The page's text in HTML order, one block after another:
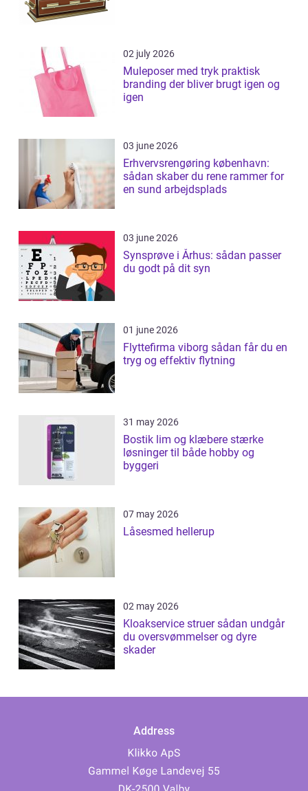
02 july 2026
Muleposer med tryk praktisk
branding der bliver brugt igen og
igen
03 june 2026
Erhvervsrengøring københavn:
sådan skaber du rene rammer for
en sund arbejdsplads
03 june 2026
Synsprøve i Århus: sådan passer
du godt på dit syn
01 june 2026
Flyttefirma viborg sådan får du en
tryg og effektiv flytning
31 may 2026
Bostik lim og klæbere stærke
løsninger til både hobby og
byggeri
07 may 2026
Låsesmed hellerup
02 may 2026
Kloakservice struer sådan undgår
du oversvømmelser og dyre
skader
Address